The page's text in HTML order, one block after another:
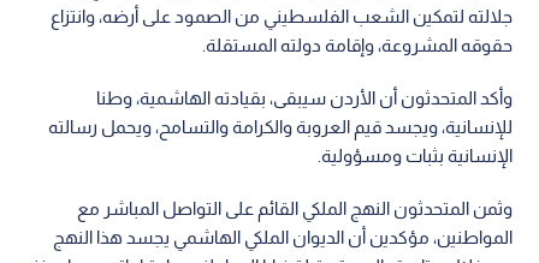
جلالته لتمكين الشعب الفلسطيني من الصمود على أرضه، وانتزاع
حقوقه المشروعة، وإقامة دولته المستقلة.
وأكد المتحدثون أن الأردن سيبقى، بقيادته الهاشمية، وطنا
للإنسانية، ويجسد قيم العروبة والكرامة والتسامح، ويحمل رسالته
الإنسانية بثبات ومسؤولية.
وثمن المتحدثون النهج الملكي القائم على التواصل المباشر مع
المواطنين، مؤكدين أن الديوان الملكي الهاشمي يجسد هذا النهج